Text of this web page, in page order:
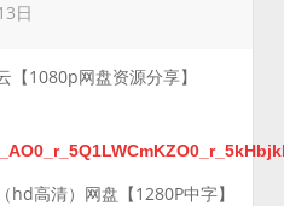
日
【1080p网盘资源分享】
hd高清）网盘【1280P中字】